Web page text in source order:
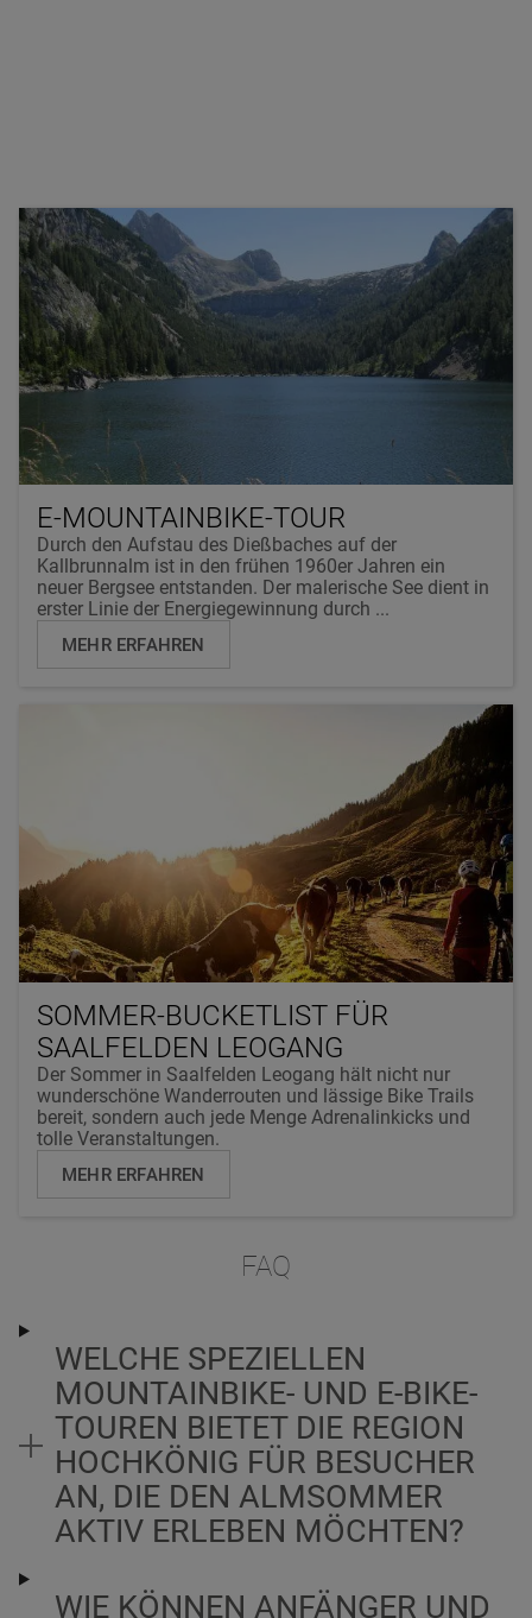
E-MOUNTAINBIKE-TOUR
Durch den Aufstau des Dießbaches auf der
Kallbrunnalm ist in den frühen 1960er Jahren ein
neuer Bergsee entstanden. Der malerische See dient in
erster Linie der Energiegewinnung durch ...
MEHR ERFAHREN
SOMMER-BUCKETLIST FÜR
SAALFELDEN LEOGANG
Der Sommer in Saalfelden Leogang hält nicht nur
wunderschöne Wanderrouten und lässige Bike Trails
bereit, sondern auch jede Menge Adrenalinkicks und
tolle Veranstaltungen.
MEHR ERFAHREN
FAQ
WELCHE SPEZIELLEN
MOUNTAINBIKE- UND E-BIKE-
TOUREN BIETET DIE REGION
HOCHKÖNIG FÜR BESUCHER
AN, DIE DEN ALMSOMMER
AKTIV ERLEBEN MÖCHTEN?
WIE KÖNNEN ANFÄNGER UND